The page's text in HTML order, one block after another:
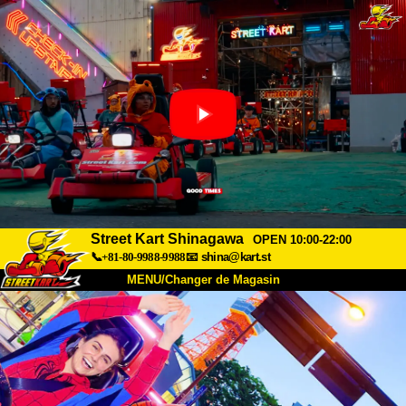
Street Kart Shinagawa
OPEN 10:00-22:00
📞+81-80-9988-9988📧 shina@kart.st
MENU/Changer de Magasin
ACCUEIL
À Propos Caractéristiques Tarifs
Accès Avis FAQ